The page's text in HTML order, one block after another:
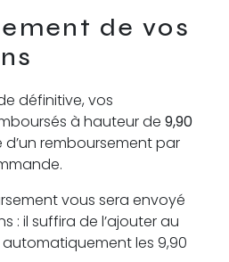
de vos
définitive, vos
à hauteur de 9,90
d’un remboursement par
vous sera envoyé
: il suffira de l’ajouter au
les 9,90